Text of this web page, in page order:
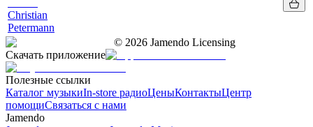
Christian
Petermann
© 2026 Jamendo Licensing
Скачать приложение
Полезные ссылки
Каталог музыкиIn-store радиоЦеныКонтактыЦентр
помощиСвязаться с нами
Jamendo